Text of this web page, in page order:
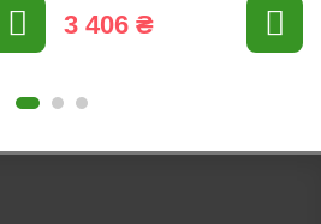
3 406 ₴